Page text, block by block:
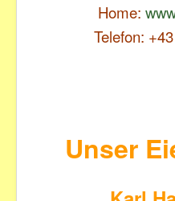
Home:
Telefon:
Unser